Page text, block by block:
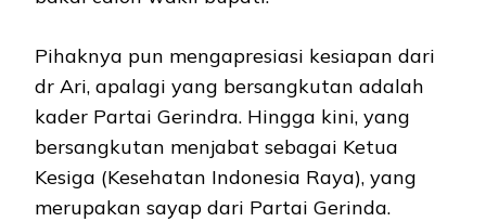
Pihaknya pun mengapresiasi kesiapan dari
dr Ari, apalagi yang bersangkutan adalah
kader Partai Gerindra. Hingga kini, yang
bersangkutan menjabat sebagai Ketua
Kesiga (Kesehatan Indonesia Raya), yang
merupakan sayap dari Partai Gerinda.